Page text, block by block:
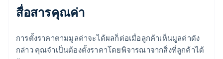
สื่อสารคุณค่า
การตั้งราคาตามมูลค่าจะได้ผลก็ต่อเมื่อลูกค้าเห็นมูลค่าดัง
กล่าว คุณจำเป็นต้องตั้งราคาโดยพิจารณาจากสิ่งที่ลูกค้าได้